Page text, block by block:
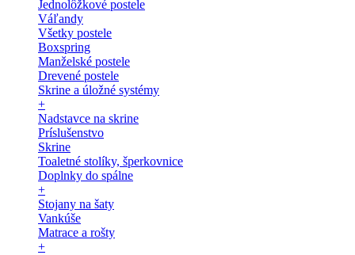
Jednolôžkové postele
Váľandy
Všetky postele
Boxspring
Manželské postele
Drevené postele
Skrine a úložné systémy
+
Nadstavce na skrine
Príslušenstvo
Skrine
Toaletné stolíky, šperkovnice
Doplnky do spálne
+
Stojany na šaty
Vankúše
Matrace a rošty
+